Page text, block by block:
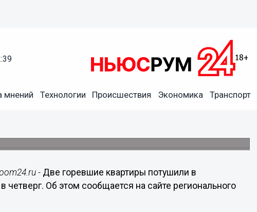
мнений Технологии Происшествия Экономика Транспорт
- Две горевшие квартиры потушили в
четверг. Об этом сообщается на сайте регионального